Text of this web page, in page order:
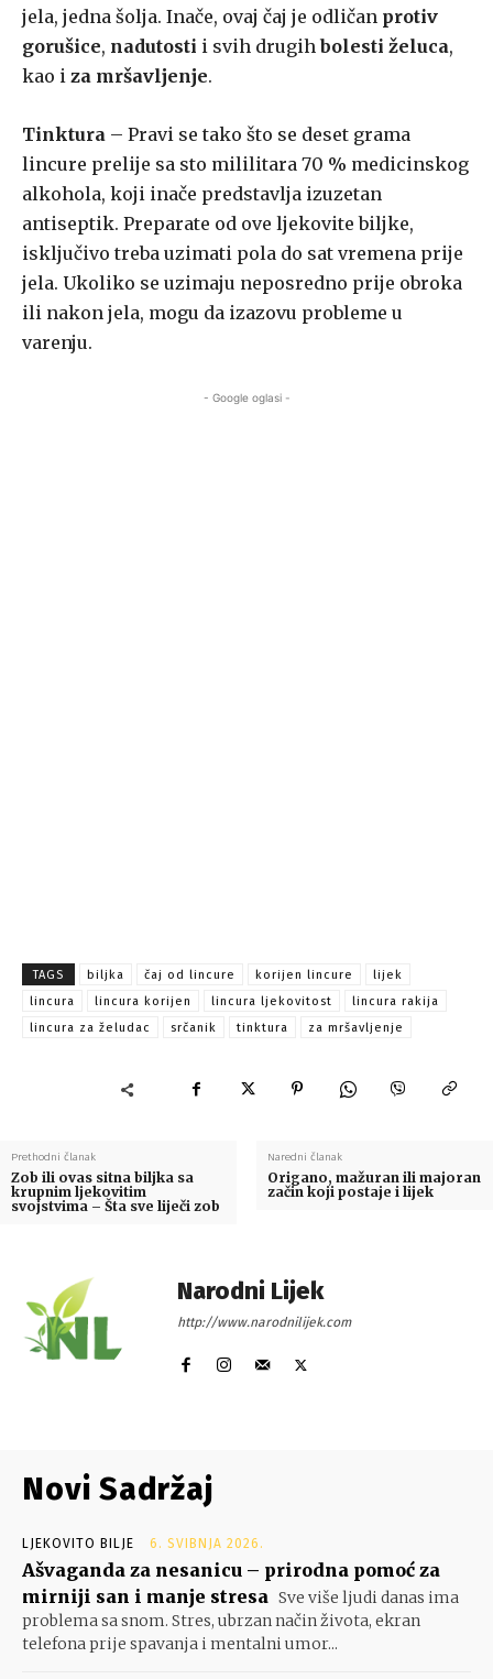
jela, jedna šolja. Inače, ovaj čaj je odličan protiv
gorušice, nadutosti i svih drugihbolesti želuca,
kao i za mršavljenje.
Tinktura – Pravi se tako što se deset grama
lincure prelije sa sto mililitara 70 % medicinskog
alkohola, koji inače predstavlja izuzetan
antiseptik. Preparate od ove ljekovite biljke,
isključivo treba uzimati pola do sat vremena prije
jela. Ukoliko se uzimaju neposredno prije obroka
ili nakon jela, mogu da izazovu probleme u
varenju.
- Google oglasi -
TAGS biljka čaj od lincure korijen lincure
lijek
lincura
lincura korijen lincura ljekovitost
lincura rakija
lincura za želudac
srčanik tinktura za mršavljenje
Prethodni članak
Zob ili ovas sitna biljka sa
krupnim ljekovitim
svojstvima – Šta sve liječi zob
Naredni članak
Origano, mažuran ili majoran
začin koji postaje i lijek
Narodni Lijek
http://www.narodnilijek.com
Novi Sadržaj
LJEKOVITO BILJE 6. SVIBNJA 2026.
Ašvaganda za nesanicu – prirodna pomoć za
mirniji san i manje stresa Sve više ljudi danas ima
problema sa snom. Stres, ubrzan način života, ekran
telefona prije spavanja i mentalni umor...